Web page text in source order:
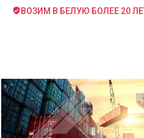
ВОЗИМ В БЕЛУЮ БОЛЕЕ 20